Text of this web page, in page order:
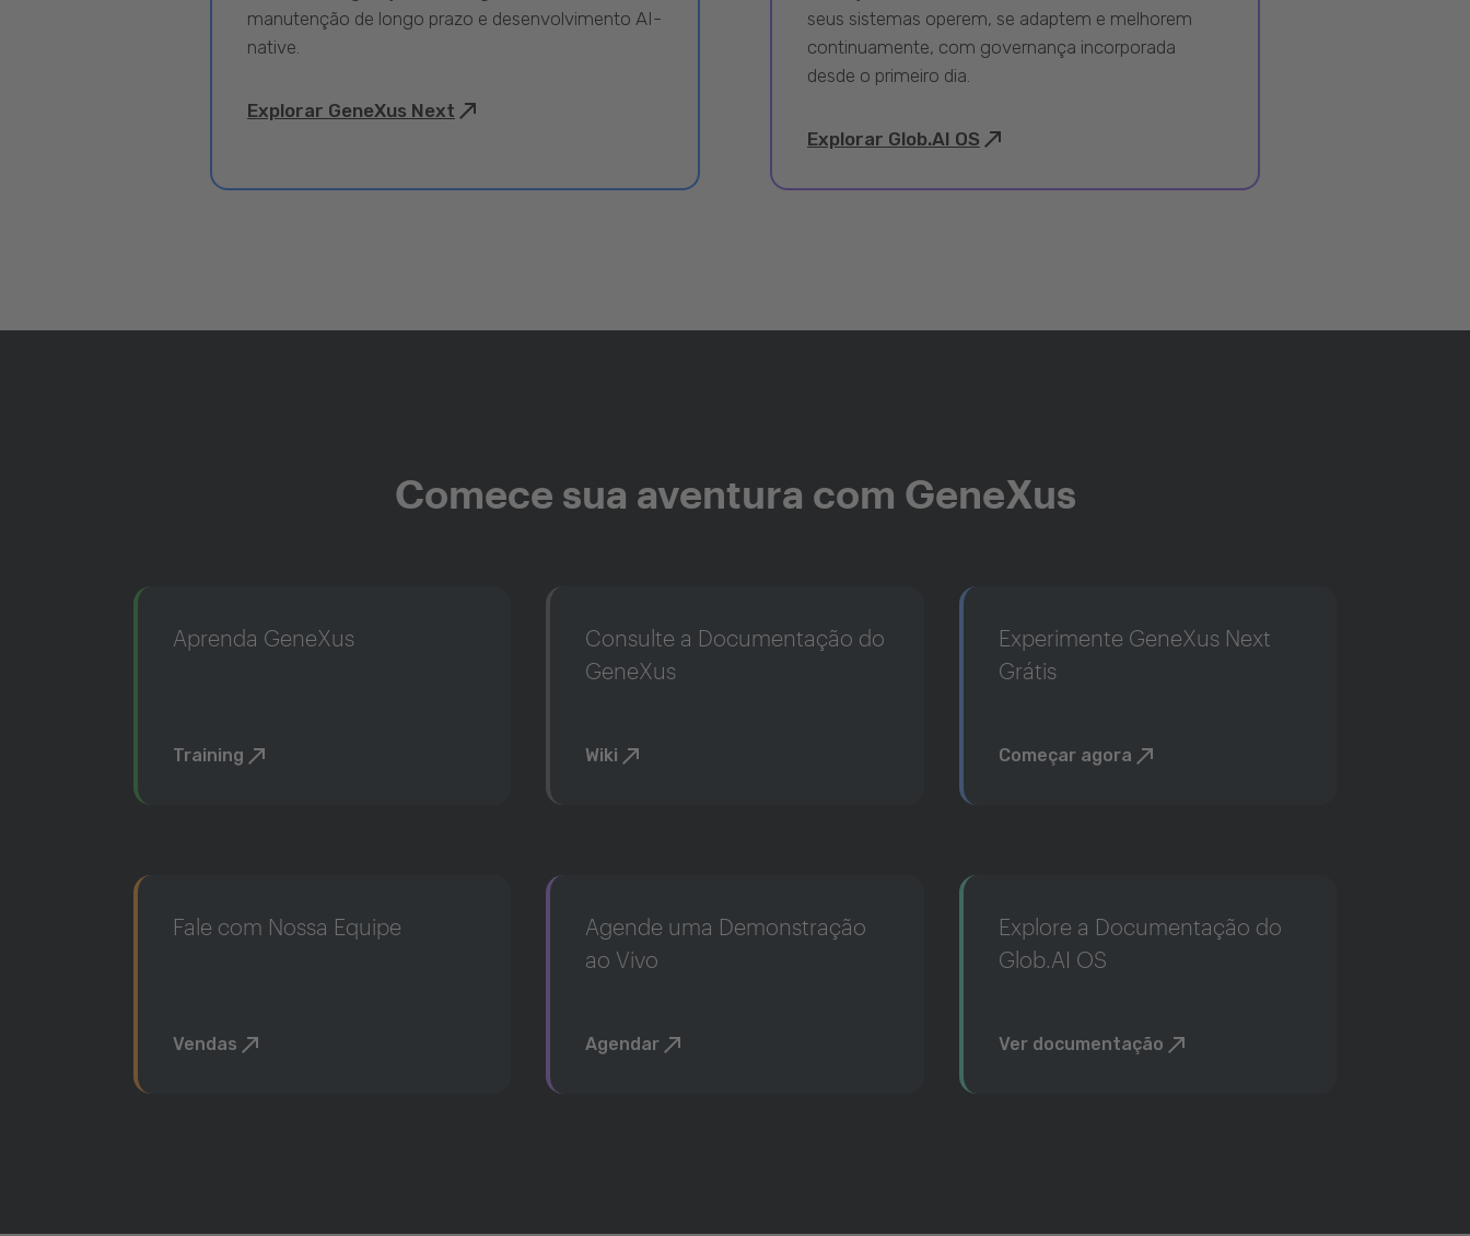
manutenção de longo prazo e desenvolvimento AI-
native.
Explorar GeneXus Next
seus sistemas operem, se adaptem e melhorem
continuamente, com governança incorporada
desde o primeiro dia.
Explorar Glob.AI OS
Comece sua aventura com GeneXus
Aprenda GeneXus
Training
Consulte a Documentação do
GeneXus
Wiki
Experimente GeneXus Next
Grátis
Começar agora
Fale com Nossa Equipe
Vendas
Agende uma Demonstração
ao Vivo
Agendar
Explore a Documentação do
Glob.AI OS
Ver documentação